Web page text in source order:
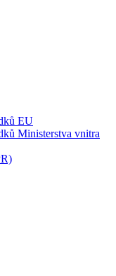
EU
Ministerstva vnitra